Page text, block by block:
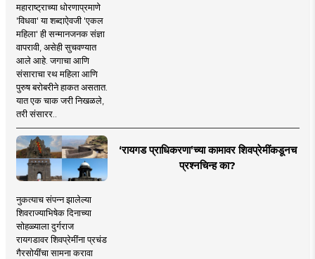
महाराष्ट्राच्या धोरणाप्रमाणे
'विधवा' या शब्दाऐवजी 'एकल
महिला' ही सन्मानजनक संज्ञा
वापरावी, असेही सुचवण्यात
आले आहे. जगाचा आणि
संसाराचा रथ महिला आणि
पुरुष बरोबरीने हाकत असतात.
यात एक चाक जरी निखळले,
तरी संसारर..
‘रायगड प्राधिकरणा’च्या कामावर शिवप्रेमींकडूनच
प्रश्नचिन्ह का?
नुकत्याच संपन्न झालेल्या
शिवराज्याभिषेक दिनाच्या
सोहळ्याला दुर्गराज
रायगडावर शिवप्रेमींना प्रचंड
गैरसोयींचा सामना करावा